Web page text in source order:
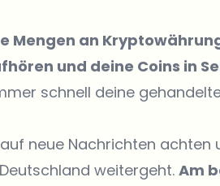
Mengen an
und deine Coins in
schnell deine
neue Nachrichten achten
weitergeht. Am